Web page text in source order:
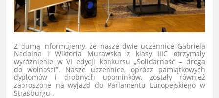
Z dumą informujemy, że nasze dwie uczennice Gabriela
Nadolna i Wiktoria Murawska z klasy IIIC otrzymały
wyróżnienie w VI edycji konkursu „Solidarność – droga
do wolności”. Nasze uczennice, oprócz pamiątkowych
dyplomów i drobnych upominków, zostały również
zaproszone na wyjazd do Parlamentu Europejskiego w
Strasburgu .